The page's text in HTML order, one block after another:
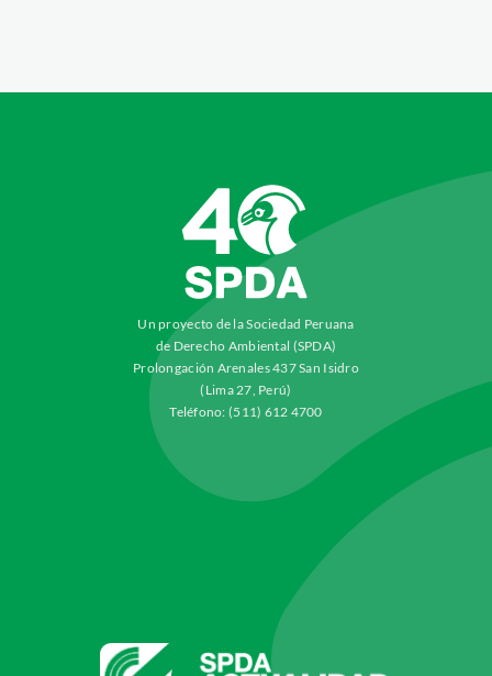
Un proyecto de la Sociedad Peruana
de Derecho Ambiental (SPDA)
Prolongación Arenales 437 San Isidro
(Lima 27, Perú)
Teléfono: (511) 612 4700